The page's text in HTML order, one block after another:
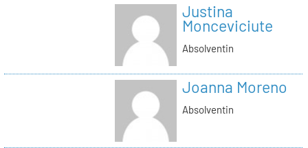
Justina
Monceviciute
Absolventin
Joanna Moreno
Absolventin